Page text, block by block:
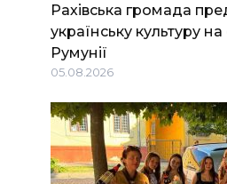
Рахівська громада
українську культуру на
Румунії
05.08.2026